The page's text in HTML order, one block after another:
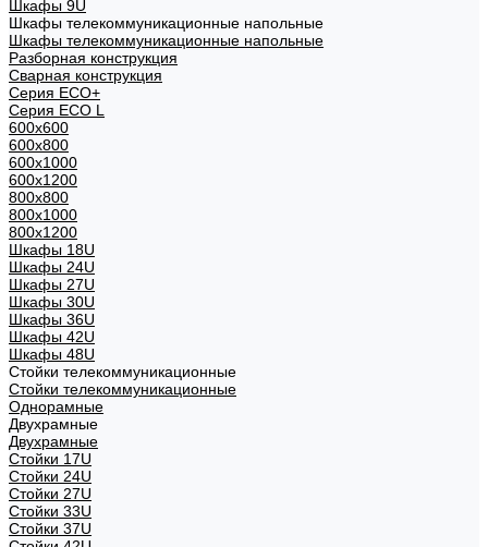
Шкафы 9U
Шкафы телекоммуникационные напольные
Шкафы телекоммуникационные напольные
Разборная конструкция
Сварная конструкция
Серия ECO+
Серия ECO L
600x600
600x800
600х1000
600х1200
800x800
800х1000
800х1200
Шкафы 18U
Шкафы 24U
Шкафы 27U
Шкафы 30U
Шкафы 36U
Шкафы 42U
Шкафы 48U
Стойки телекоммуникационные
Стойки телекоммуникационные
Однорамные
Двухрамные
Двухрамные
Стойки 17U
Стойки 24U
Стойки 27U
Стойки 33U
Стойки 37U